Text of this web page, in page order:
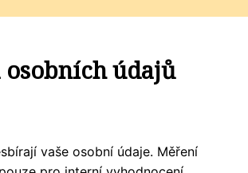
osobních údajů
vaše osobní údaje. Měření